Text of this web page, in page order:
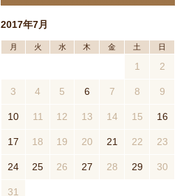
2017年7月
月 火 水 木 金 土 日
1 2
3 4 5 6 7 8 9
10 11 12 13 14 15 16
17 18 19 20 21 22 23
24 25 26 27 28 29 30
31